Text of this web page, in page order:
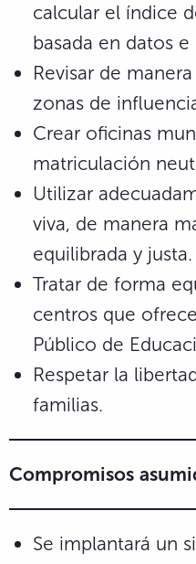
calcular el índice
basada en datos
Revisar de
zonas de
Crear oficinas
matriculación
Utilizar
viva, de manera
equilibrada y justa.
Tratar de forma
centros que
Público de
Respetar la
familias.
Compromisos
Se implantará un